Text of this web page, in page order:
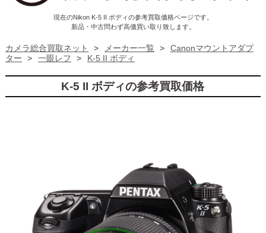
現在のNikon K-5 II ボディの参考買取価格ページです。
新品・中古問わず高価買い取り致します。
カメラ総合買取ネット > メーカー一覧 >
Canonマウントアダプ
ター
> 一眼レフ > K-5 II ボディ
K-5 II ボディの参考買取価格